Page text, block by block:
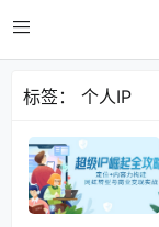
标签： 个人IP